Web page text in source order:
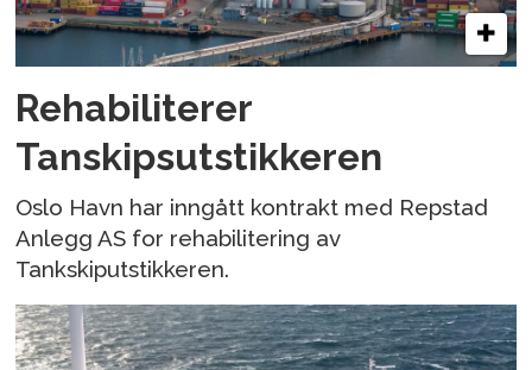
Rehabiliterer
Tanskipsutstikkeren
Oslo Havn har inngått kontrakt med Repstad
Anlegg AS for rehabilitering av
Tankskiputstikkeren.